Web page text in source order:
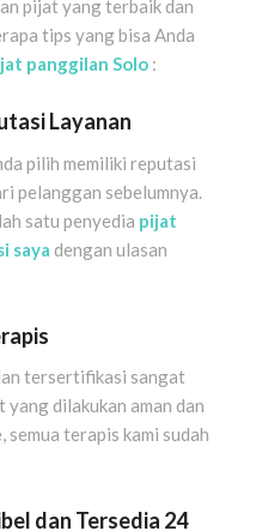
pijat yang terbaik dan
tips yang bisa Anda
panggilan Solo:
Layanan
pilih memiliki reputasi
pelanggan sebelumnya.
satu penyedia pijat
saya dengan ulasan
tersertifikasi sangat
dilakukan aman dan
terapis kami sudah
dan Tersedia 24